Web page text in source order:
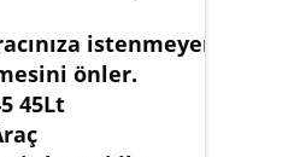
istenmeyen
önler.
45Lt